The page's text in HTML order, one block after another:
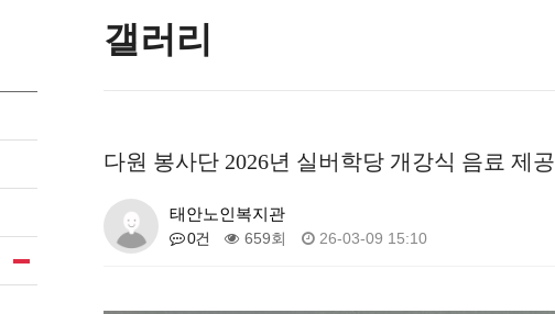
갤러리
다원 봉사단 2026년 실버학당 개강식 음료 제공
태안노인복지관
0건 659회 26-03-09 15:10